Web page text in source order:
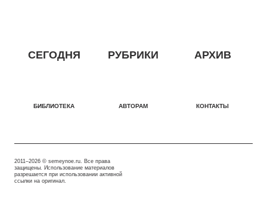
СЕГОДНЯ РУБРИКИ АРХИВ
БИБЛИОТЕКА АВТОРАМ КОНТАКТЫ
2011–2026 © semeynoe.ru. Все права
защищены. Использование материалов
разрешается при использовании активной
ссылки на оригинал.